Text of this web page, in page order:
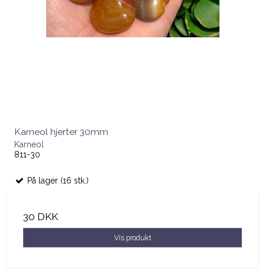
Karneol hjerter 30mm
Karneol
811-30
På lager (16 stk.)
30 DKK
Vis produkt